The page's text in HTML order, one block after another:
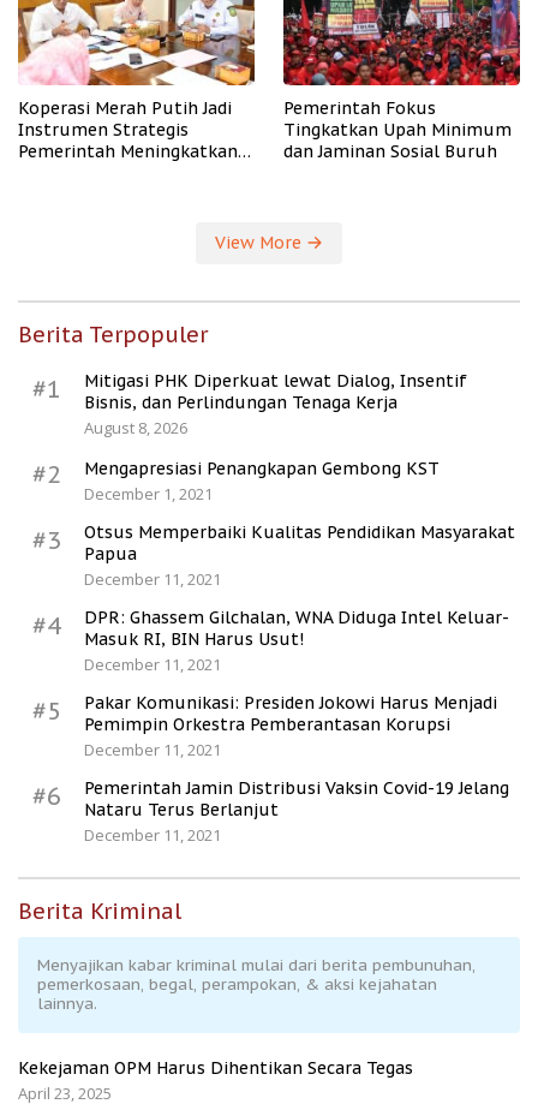
Koperasi Merah Putih Jadi
Instrumen Strategis
Pemerintah Meningkatkan
Pemerintah Fokus
Tingkatkan Upah Minimum
dan Jaminan Sosial Buruh
View More
Berita Terpopuler
#1
Mitigasi PHK Diperkuat lewat Dialog, Insentif
Bisnis, dan Perlindungan Tenaga Kerja
August 8, 2026
#2
Mengapresiasi Penangkapan Gembong KST
December 1, 2021
#3
Otsus Memperbaiki Kualitas Pendidikan Masyarakat
Papua
December 11, 2021
#4
DPR: Ghassem Gilchalan, WNA Diduga Intel Keluar-
Masuk RI, BIN Harus Usut!
December 11, 2021
#5
Pakar Komunikasi: Presiden Jokowi Harus Menjadi
Pemimpin Orkestra Pemberantasan Korupsi
December 11, 2021
#6
Pemerintah Jamin Distribusi Vaksin Covid-19 Jelang
Nataru Terus Berlanjut
December 11, 2021
Berita Kriminal
Menyajikan kabar kriminal mulai dari berita pembunuhan,
pemerkosaan, begal, perampokan, & aksi kejahatan
lainnya.
Kekejaman OPM Harus Dihentikan Secara Tegas
April 23, 2025